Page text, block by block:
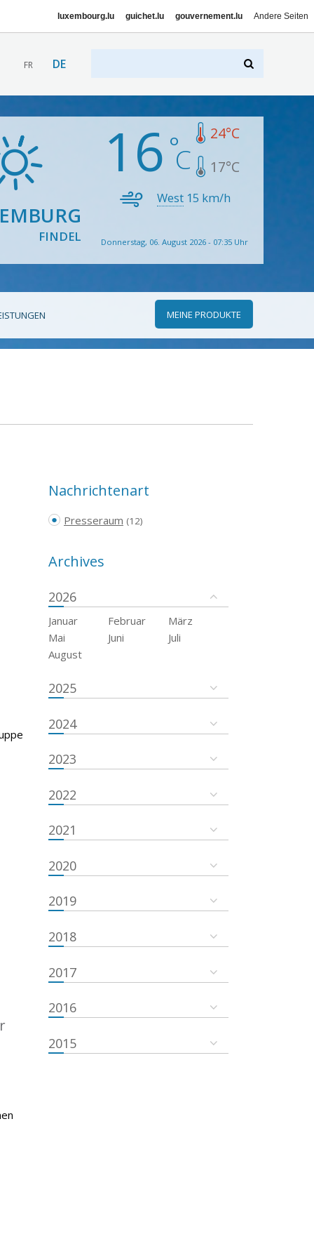
luxembourg.lu guichet.lu gouvernement.lu Andere Seiten
FR DE
FINDEL
16 24°C
17°C
West 15 km/h
Donnerstag, 06. August 2026 - 07:35 Uhr
MEINE PRODUKTE
Nachrichtenart
Presseraum (12)
Archives
2026
Januar Februar
März
Mai
Juni
Juli
August
2025
2024
2023
2022
2021
2020
2019
2018
2017
2016
2015